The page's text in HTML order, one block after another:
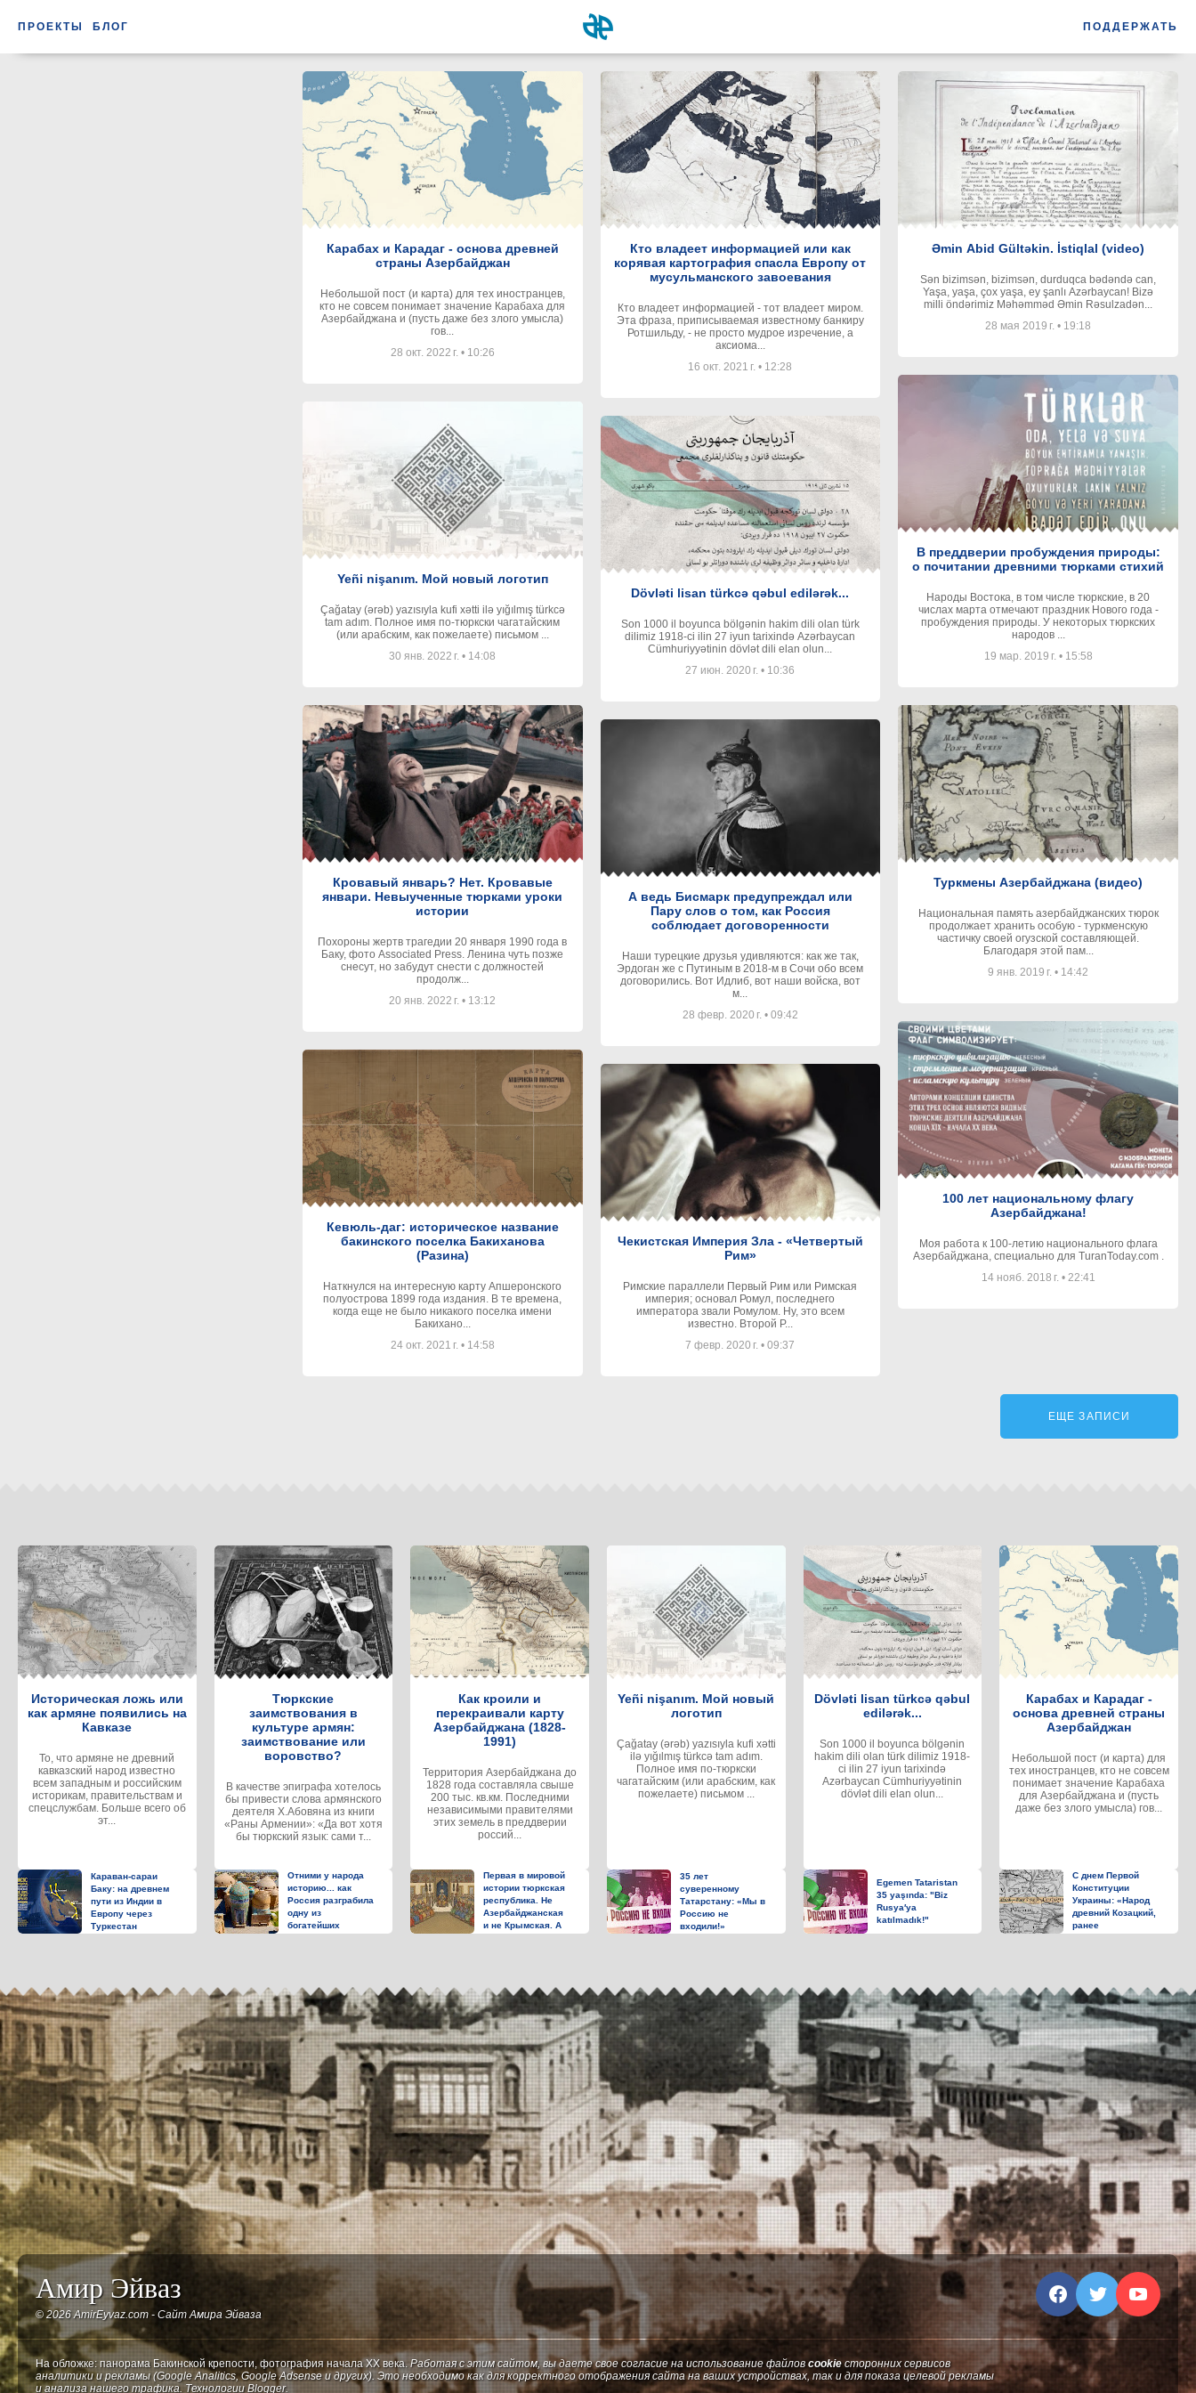
ПРОЕКТЫ БЛОГ ПОДДЕРЖАТЬ
Карабах и Карадаг - основа древней
страны Азербайджан
Небольшой пост (и карта) для тех иностранцев,
кто не совсем понимает значение Карабаха для
Азербайджана и (пусть даже без злого умысла)
гов...
28 окт. 2022 г.• 10:26
Yeñi nişanım. Мой новый логотип
Çağatay (ərəb) yazısıyla kufi xətti ilə yığılmış türkcə
tam adım. Полное имя по-тюркски чагатайским
(или арабским, как пожелаете) письмом ...
30 янв. 2022 г. • 14:08
Кровавый январь? Нет. Кровавые
январи. Невыученные тюрками уроки
истории
Похороны жертв трагедии 20 января 1990 года в
Баку, фото Associated Press. Ленина чуть позже
снесут, но забудут снести с должностей
продолж...
20 янв. 2022 г. • 13:12
Кевюль-даг: историческое название
бакинского поселка Бакиханова
(Разина)
Наткнулся на интересную карту Апшеронского
полуострова 1899 года издания. В те времена,
когда еще не было никакого поселка имени
Бакихано...
24 окт. 2021 г.• 14:58
Кто владеет информацией или как
корявая картография спасла Европу от
мусульманского завоевания
Кто владеет информацией - тот владеет миром.
Эта фраза, приписываемая известному банкиру
Ротшильду, - не просто мудрое изречение, а
аксиома...
16 окт. 2021 г. • 12:28
Dövləti lisan türkcə qəbul edilərək...
Son 1000 il boyunca bölgənin hakim dili olan türk
dilimiz 1918-ci ilin 27 iyun tarixində Azərbaycan
Cümhuriyyətinin dövlət dili elan olun...
27 июн. 2020 г. • 10:36
А ведь Бисмарк предупреждал или
Пару слов о том, как Россия
соблюдает договоренности
Наши турецкие друзья удивляются: как же так,
Эрдоган же с Путиным в 2018-м в Сочи обо всем
договорились. Вот Идлиб, вот наши войска, вот
м...
28 февр. 2020 г.• 09:42
Чекистская Империя Зла - «Четвертый
Рим»
Римские параллели Первый Рим или Римская
империя; основал Ромул, последнего
императора звали Ромулом. Ну, это всем
известно. Второй Р...
7 февр. 2020 г. •09:37
Əmin Abid Gültəkin. İstiqlal (video)
Sən bizimsən, bizimsən, durduqca bədəndə can,
Yaşa, yaşa, çox yaşa, ey şanlı Azərbaycan! Bizə
milli öndərimiz Məhəmməd Əmin Rəsulzadən...
28 мая 2019 г. • 19:18
В преддверии пробуждения природы:
о почитании древними тюрками стихий
Народы Востока, в том числе тюркские, в 20
числах марта отмечают праздник Нового года -
пробуждения природы. У некоторых тюркских
народов ...
19 мар. 2019 г.• 15:58
Туркмены Азербайджана (видео)
Национальная память азербайджанских тюрок
продолжает хранить особую - туркменскую
частичку своей огузской составляющей.
Благодаря этой пам...
9 янв. 2019 г. • 14:42
100 лет национальному флагу
Азербайджана!
Моя работа к 100-летию национального флага
Азербайджана, специально для TuranToday.com .
14 нояб. 2018 г.• 22:41
ЕЩЕ ЗАПИСИ
Историческая ложь или
как армяне появились на
Кавказе
То, что армяне не древний
кавказский народ известно
всем западным и российским
историкам, правительствам и
спецслужбам. Больше всего об
эт...
Тюркские
заимствования в
культуре армян:
заимствование или
воровство?
В качестве эпиграфа хотелось
бы привести слова армянского
деятеля Х.Абовяна из книги
«Раны Армении»: «Да вот хотя
бы тюркский язык: сами т...
Как кроили и
перекраивали карту
Азербайджана (1828-
1991)
Территория Азербайджана до
1828 года составляла свыше
200 тыс. кв.км. Последними
независимыми правителями
этих земель в преддверии
россий...
Yeñi nişanım. Мой новый
логотип
Çağatay (ərəb) yazısıyla kufi xətti
ilə yığılmış türkcə tam adım.
Полное имя по-тюркски
чагатайским (или арабским, как
пожелаете) письмом ...
Dövləti lisan türkcə qəbul
edilərək...
Son 1000 il boyunca bölgənin
hakim dili olan türk dilimiz 1918-
ci ilin 27 iyun tarixində
Azərbaycan Cümhuriyyətinin
dövlət dili elan olun...
Карабах и Карадаг -
основа древней страны
Азербайджан
Небольшой пост (и карта) для
тех иностранцев, кто не совсем
понимает значение Карабаха
для Азербайджана и (пусть
даже без злого умысла) гов...
Караван-сараи
Баку: на древнем
пути из Индии в
Европу через
Туркестан
Отними у народа
историю... как
Россия разграбила
одну из
богатейших
Первая в мировой
истории тюркская
республика. Не
Азербайджанская
и не Крымская. А
35 лет
суверенному
Татарстану: «Мы в
Россию не
входили!»
Egemen Tataristan
35 yaşında: "Biz
Rusya′ya
katılmadık!"
С днем Первой
Конституции
Украины: «Народ
древний Козацкий,
ранее
Амир Эйваз
© 2026AmirEyvaz.com - Сайт Амира Эйваза
На обложке: панорама Бакинской крепости, фотография начала ХХ века. Работая с этим сайтом, вы даете свое согласие на использование файлов cookieсторонних сервисов
аналитики и рекламы (Google Analitics, Google Adsense и других). Это необходимо как для корректного отображения сайта на ваших устройствах, так и для показа целевой рекламы
и анализа нашего трафика. Технологии Blogger.